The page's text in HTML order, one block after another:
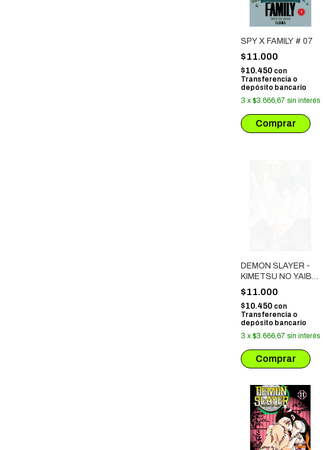
SPY X FAMILY # 07
$11.000
$10.450 con
Transferencia o
depósito bancario
3 x $3.666,67 sin interés
DEMON SLAYER -
KIMETSU NO YAIBA
# 07
$11.000
$10.450 con
Transferencia o
depósito bancario
3 x $3.666,67 sin interés